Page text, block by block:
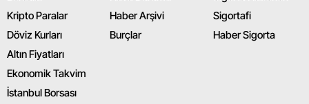
Kripto Paralar
Döviz Kurları
Altın Fiyatları
Ekonomik Takvim
İstanbul Borsası
Haber Arşivi
Burçlar
Sigortafi
Haber Sigorta